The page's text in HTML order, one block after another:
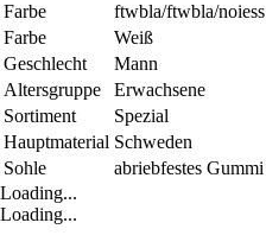
Farbe
ftwbla/ftwbla/noiess
Farbe
Weiß
Geschlecht
Mann
Altersgruppe
Erwachsene
Sortiment
Spezial
Hauptmaterial Schweden
Sohle
abriebfestes Gummi
Loading...
Loading...